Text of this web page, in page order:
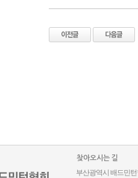
찾아오시는 길
부산광역시 배드민턴